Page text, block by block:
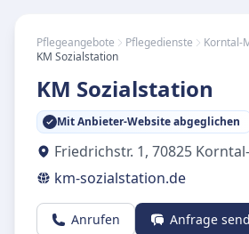
Pflegeangebote Pflegedienste
Korntal-
KM Sozialstation
KM Sozialstation
Mit Anbieter-Website abgeglichen
Friedrichstr. 1, 70825
km-sozialstation.de
Anrufen Anfrage